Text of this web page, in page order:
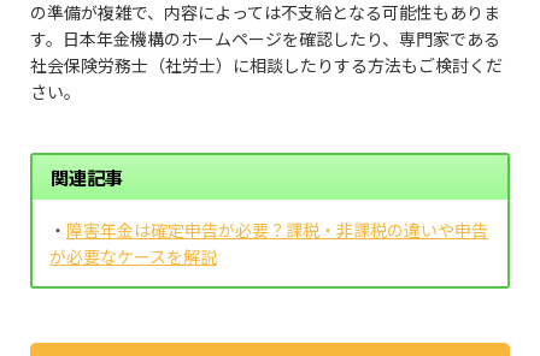
の準備が複雑で、内容によっては不支給となる可能性もありま
す。日本年金機構のホームページを確認したり、専門家である
社会保険労務士（社労士）に相談したりする方法もご検討くだ
さい。
関連記事
・ 障害年金は確定申告が必要？課税・非課税の違いや申告
が必要なケースを解説